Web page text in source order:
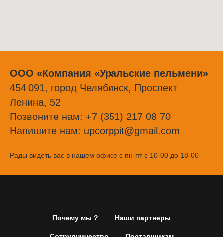
ООО «Компания «Уральские пельмени»
454 091, город Челябинск, Проспект
Ленина, 52
Позвоните нам: +7 (351) 217 08 70
Напишите нам: upcorppit@gmail.com
Рады видеть вас в нашем офисе с пн-пт с 10-00 до 18-00
Почему мы ? Наши партнеры